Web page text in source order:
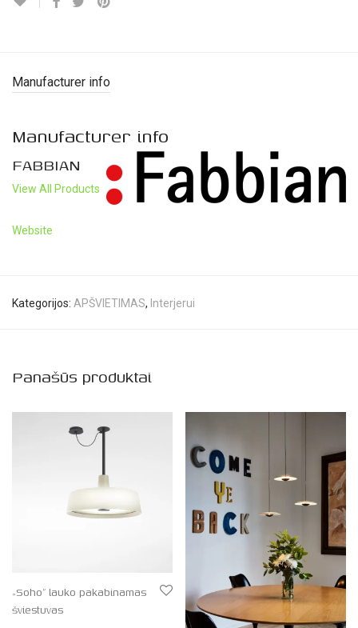
Manufacturer info
Manufacturer info
FABBIAN
View All Products
Website
Kategorijos: APŠVIETIMAS, Interjerui
Panašūs produktai
„Soho” lauko pakabinamas
šviestuvas